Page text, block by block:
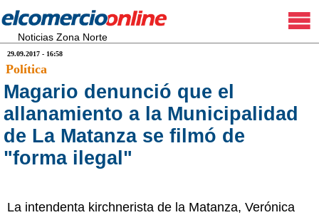
Noticias Zona Norte
29.09.2017 - 16:58
Política
Magario denunció que el
allanamiento a la Municipalidad
de La Matanza se filmó de
"forma ilegal"
La intendenta kirchnerista de la Matanza, Verónica